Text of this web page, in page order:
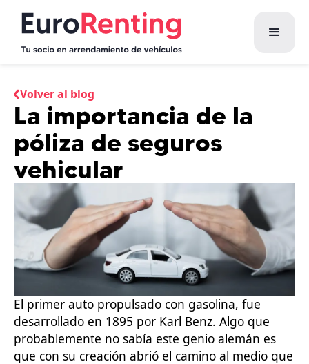
Volver al blog
La importancia de la
póliza de seguros
vehicular
El primer auto propulsado con gasolina, fue
desarrollado en 1895 por Karl Benz. Algo que
probablemente no sabía este genio alemán es
que con su creación abrió el camino al medio que